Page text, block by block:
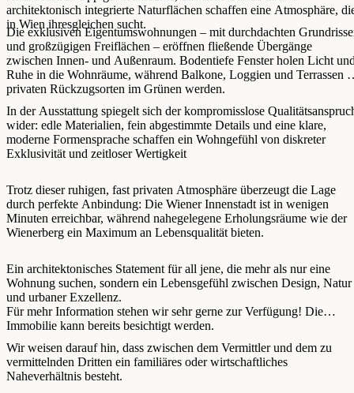
architektonisch integrierte Naturflächen schaffen eine Atmosphäre,
in Wien ihresgleichen sucht.
Die exklusiven Eigentumswohnungen – mit durchdachten
und großzügigen Freiflächen – eröffnen fließende Übergänge
zwischen Innen- und Außenraum. Bodentiefe Fenster holen Licht
Ruhe in die Wohnräume, während Balkone, Loggien und Terrassen
privaten Rückzugsorten im Grünen werden.
In der Ausstattung spiegelt sich der kompromisslose
wider: edle Materialien, fein abgestimmte Details und eine klare,
moderne Formensprache schaffen ein Wohngefühl von diskreter
Exklusivität und zeitloser Wertigkeit
Trotz dieser ruhigen, fast privaten Atmosphäre überzeugt die Lage
durch perfekte Anbindung: Die Wiener Innenstadt ist in wenigen
Minuten erreichbar, während nahegelegene Erholungsräume wie der
Wienerberg ein Maximum an Lebensqualität bieten.
Ein architektonisches Statement für all jene, die mehr als nur eine
Wohnung suchen, sondern ein Lebensgefühl zwischen Design, Natur
und urbaner Exzellenz.
Für mehr Information stehen wir sehr gerne zur Verfügung! Die
Immobilie kann bereits besichtigt werden.
Wir weisen darauf hin, dass zwischen dem Vermittler und dem zu
vermittelnden Dritten ein familiäres oder wirtschaftliches
Naheverhältnis besteht.